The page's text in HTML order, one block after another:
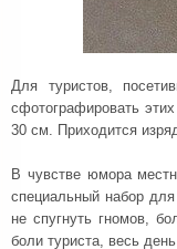
Для туристов,
сфотографировать
30 см. Приходится
В чувстве юмора
специальный набор
не спугнуть гномов,
боли туриста, весь